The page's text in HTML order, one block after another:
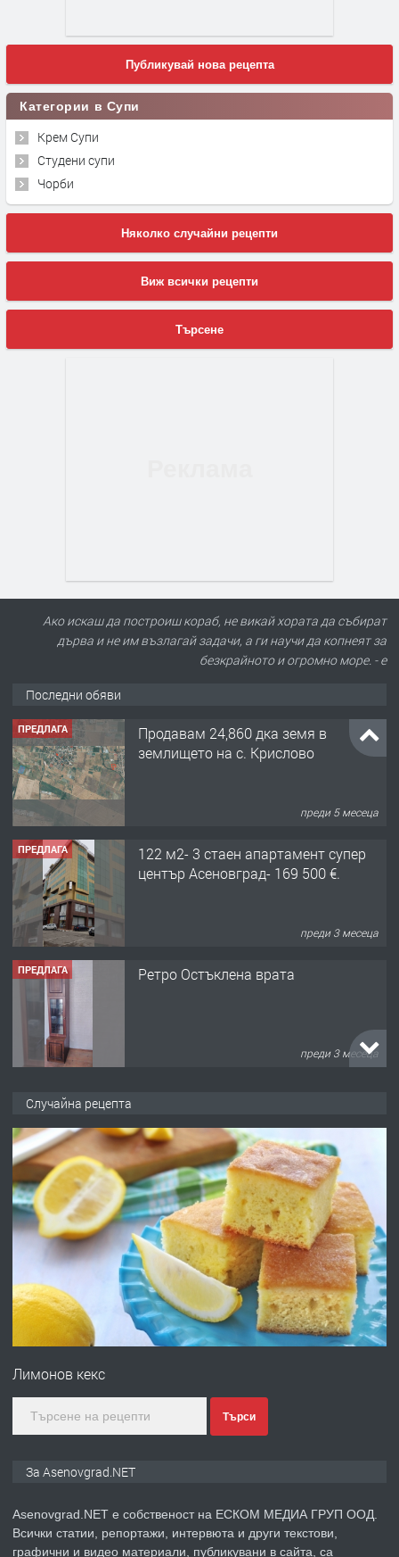
Публикувай нова рецепта
Категории в Супи
Крем Супи
Студени супи
Чорби
Няколко случайни рецепти
Виж всички рецепти
Търсене
Ако искаш да построиш кораб, не викай хората да събират
дърва и не им възлагай задачи, а ги научи да копнеят за
безкрайното и огромно море. - е
Последни обяви
ПРЕДЛАГА
Продавам 24,860 дка земя в
землището на с. Крислово
преди 5 месеца
ПРЕДЛАГА
122 м2- 3 стаен апартамент супер
център Асеновград- 169 500 €.
преди 3 месеца
ПРЕДЛАГА Ретро Остъклена врата
преди 3 месеца
преди 10 месеца
ПРЕДЛАГА
Професионална броячна машина -
със сертификат от ЕЦБ
преди 1 година
Професионална зеленчукорезачка
преди 2 години
Случайна рецепта
Лимонов кекс
Търси
За Asenovgrad.NET
Asenovgrad.NET е собственост на ЕСКОМ МЕДИА ГРУП ООД.
Всички статии, репортажи, интервюта и други текстови,
графични и видео материали, публикувани в сайта, са